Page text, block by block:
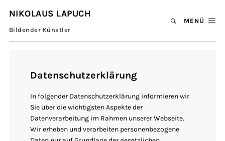
NIKOLAUS LAPUCH
Bildender Künstler
MENÜ
Datenschutzerklärung
In folgender Datenschutzerklärung informieren wir
Sie über die wichtigsten Aspekte der
Datenverarbeitung im Rahmen unserer Webseite.
Wir erheben und verarbeiten personenbezogene